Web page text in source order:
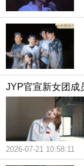
JYP官宣新女团成
2026-07-21 10:58:11